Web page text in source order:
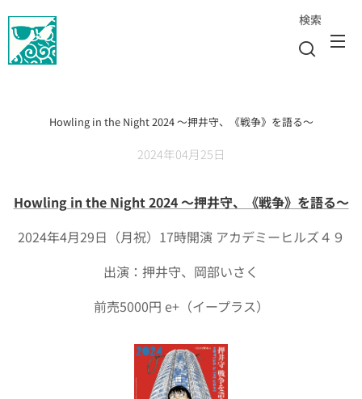
検索
Howling in the Night 2024 〜押井守、《戦争》を語る〜
2024年04月25日
Howling in the Night 2024 〜押井守、《戦争》を語る〜
2024年4月29日（月祝）17時開演 アカデミーヒルズ４９
出演：押井守、岡部いさく
前売5000円 e+（イープラス）